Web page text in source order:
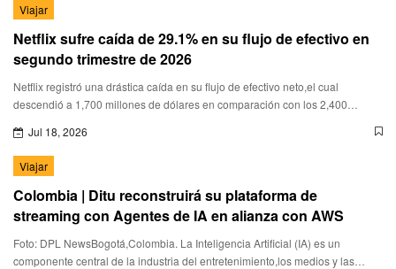
Viajar
Netflix sufre caída de 29.1% en su flujo de efectivo en
segundo trimestre de 2026
Netflix registró una drástica caída en su flujo de efectivo neto,el cual
descendió a 1,700 millones de dólares en comparación con los 2,400
Jul 18, 2026
Viajar
Colombia | Ditu reconstruirá su plataforma de
streaming con Agentes de IA en alianza con AWS
Foto: DPL NewsBogotá,Colombia. La Inteligencia Artificial (IA) es un
componente central de la industria del entretenimiento,los medios y las